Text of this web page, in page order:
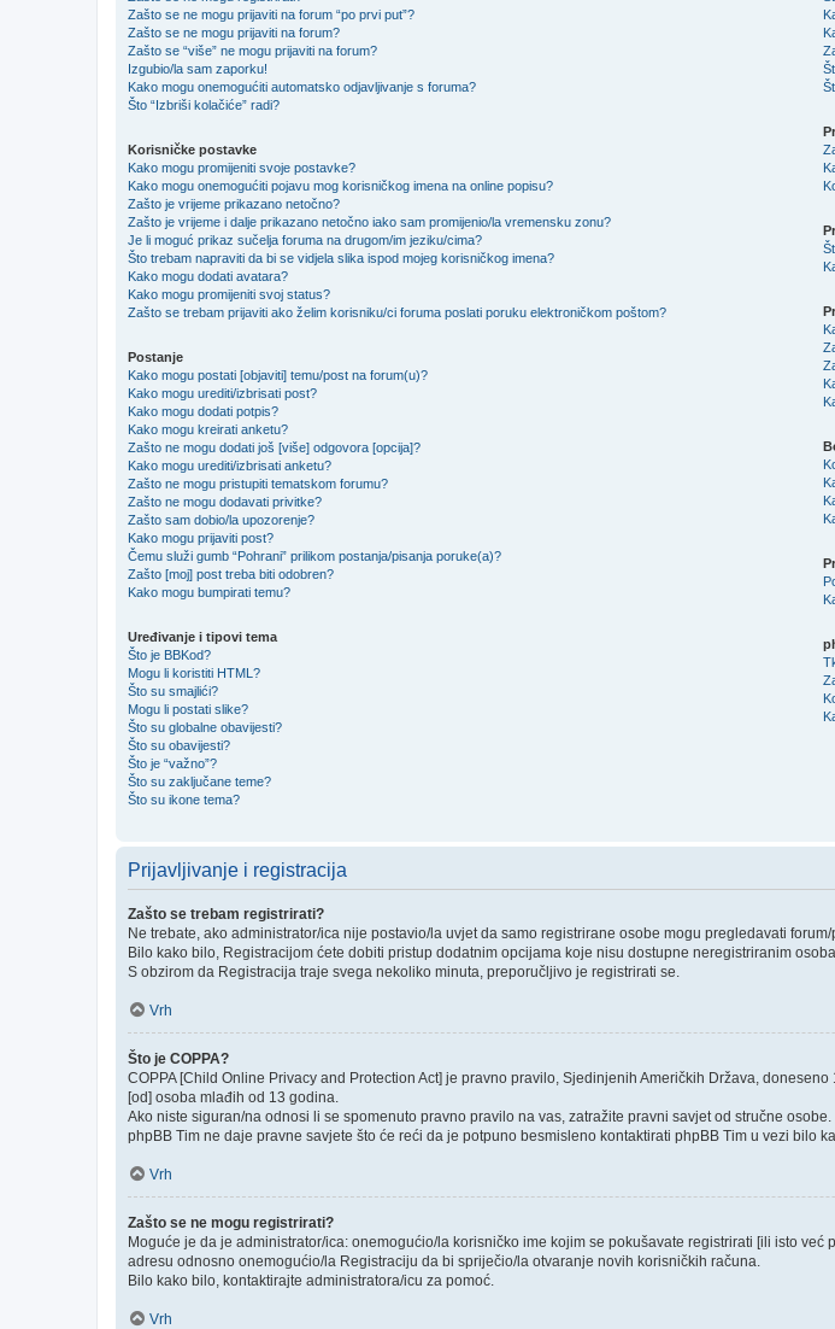
Zašto se ne mogu prijaviti na forum “po prvi put”?
Zašto se ne mogu prijaviti na forum?
Zašto se “više” ne mogu prijaviti na forum?
Izgubio/la sam zaporku!
Kako mogu onemogućiti automatsko odjavljivanje s foruma?
Što “Izbriši kolačiće” radi?
Korisničke postavke
Kako mogu promijeniti svoje postavke?
Kako mogu onemogućiti pojavu mog korisničkog imena na online popisu?
Zašto je vrijeme prikazano netočno?
Zašto je vrijeme i dalje prikazano netočno iako sam promijenio/la vremensku zonu?
Je li moguć prikaz sučelja foruma na drugom/im jeziku/cima?
Što trebam napraviti da bi se vidjela slika ispod mojeg korisničkog imena?
Kako mogu dodati avatara?
Kako mogu promijeniti svoj status?
Zašto se trebam prijaviti ako želim korisniku/ci foruma poslati poruku elektroničkom poštom?
Postanje
Kako mogu postati [objaviti] temu/post na forum(u)?
Kako mogu urediti/izbrisati post?
Kako mogu dodati potpis?
Kako mogu kreirati anketu?
Zašto ne mogu dodati još [više] odgovora [opcija]?
Kako mogu urediti/izbrisati anketu?
Zašto ne mogu pristupiti tematskom forumu?
Zašto ne mogu dodavati privitke?
Zašto sam dobio/la upozorenje?
Kako mogu prijaviti post?
Čemu služi gumb “Pohrani” prilikom postanja/pisanja poruke(a)?
Zašto [moj] post treba biti odobren?
Kako mogu bumpirati temu?
Uređivanje i tipovi tema
Što je BBKod?
Mogu li koristiti HTML?
Što su smajlići?
Mogu li postati slike?
Što su globalne obavijesti?
Što su obavijesti?
Što je “važno”?
Što su zaključane teme?
Što su ikone tema?
Prijavljivanje i registracija
Zašto se trebam registrirati?
Ne trebate, ako administrator/ica nije postavio/la uvjet da samo registrirane osobe mogu pregledavati forum/
Bilo kako bilo, Registracijom ćete dobiti pristup dodatnim opcijama koje nisu dostupne neregistriranim
S obzirom da Registracija traje svega nekoliko minuta, preporučljivo je registrirati se.
Vrh
Što je COPPA?
COPPA [Child Online Privacy and Protection Act] je pravno pravilo, Sjedinjenih Američkih Država,
[od] osoba mlađih od 13 godina.
Ako niste siguran/na odnosi li se spomenuto pravno pravilo na vas, zatražite pravni savjet od stručne osobe.
phpBB Tim ne daje pravne savjete što će reći da je potpuno besmisleno kontaktirati phpBB Tim u vezi bilo
Vrh
Zašto se ne mogu registrirati?
Moguće je da je administrator/ica: onemogućio/la korisničko ime kojim se pokušavate registrirati [ili isto
adresu odnosno onemogućio/la Registraciju da bi spriječio/la otvaranje novih korisničkih računa.
Bilo kako bilo, kontaktirajte administratora/icu za pomoć.
Vrh